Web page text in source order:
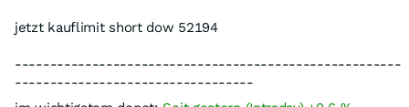
jetzt kauflimit short dow 52194
-------------------------------------------------------
----------------------------------